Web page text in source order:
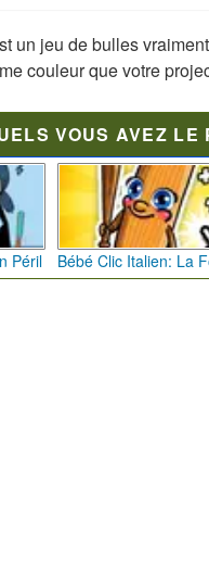
un jeu de bulles
couleur que votre
VOUS AVEZ LE
Péril